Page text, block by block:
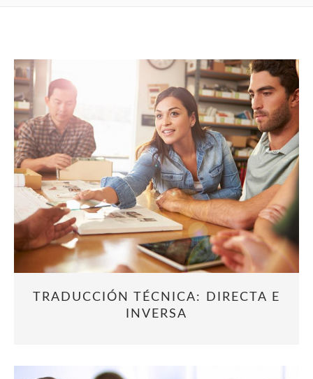
TRADUCCIÓN TÉCNICA: DIRECTA E
INVERSA